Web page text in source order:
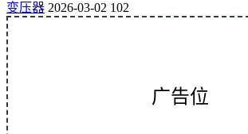
变压器 2026-03-02 102
广告位